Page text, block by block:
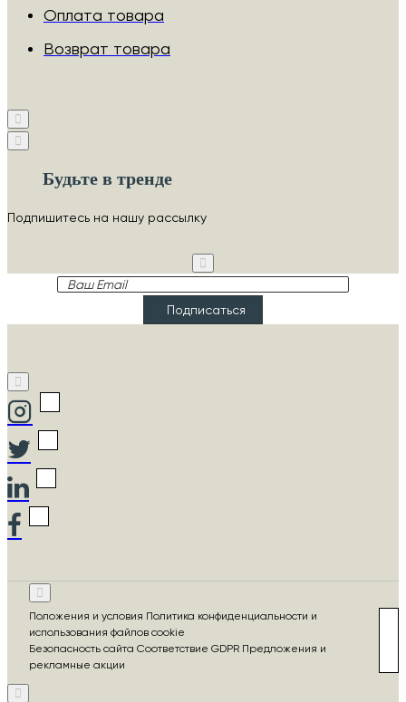
Оплата товара
Возврат товара
Будьте в тренде
Подпишитесь на нашу рассылку
Ваш
Подписаться
Положения и условия Политика конфиденциальности и
использования файлов cookie
Безопасность сайта Соответствие GDPR Предложения и
рекламные акции